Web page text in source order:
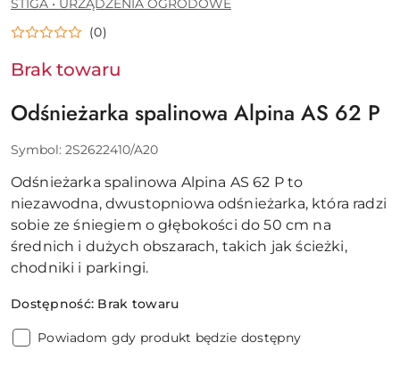
STIGA • URZĄDZENIA OGRODOWE
(0)
Brak towaru
Odśnieżarka spalinowa Alpina AS 62 P
Symbol: 2S2622410/A20
Odśnieżarka spalinowa Alpina AS 62 P to
niezawodna, dwustopniowa odśnieżarka, która radzi
sobie ze śniegiem o głębokości do 50 cm na
średnich i dużych obszarach, takich jak ścieżki,
chodniki i parkingi.
Dostępność: Brak towaru
Powiadom gdy produkt będzie dostępny